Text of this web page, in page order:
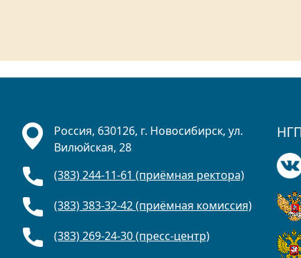
Россия, 630126, г. Новосибирск, ул.
Вилюйская, 28
(383) 244-11-61 (приёмная ректора)
(383) 383-32-42 (приёмная комиссия)
(383) 269-24-30 (пресс-центр)